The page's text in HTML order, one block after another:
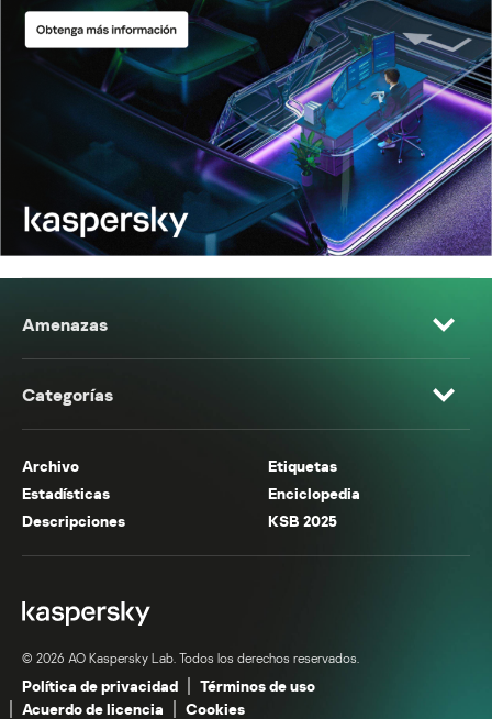
Amenazas
Categorías
Archivo
Etiquetas
Estadísticas
Enciclopedia
Descripciones
KSB 2025
© 2026 AO Kaspersky Lab. Todos los derechos reservados.
Política de privacidad
Términos de uso
Acuerdo de licencia
Cookies